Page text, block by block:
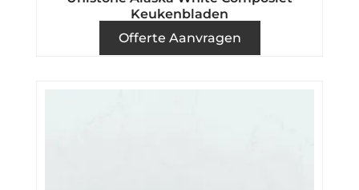
Keukenbladen
Offerte Aanvragen